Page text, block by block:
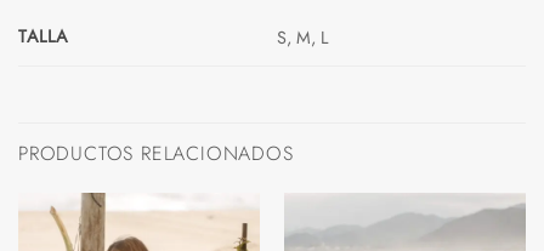
TALLA S, M, L
PRODUCTOS RELACIONADOS